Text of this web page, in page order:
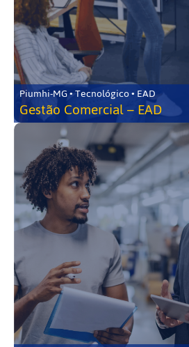
Piumhi-MG • Tecnológico • EAD
Gestão Comercial – EAD